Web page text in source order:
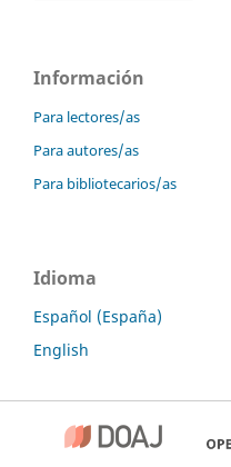
Información
Para lectores/as
Para autores/as
Para bibliotecarios/as
Idioma
Español (España)
English